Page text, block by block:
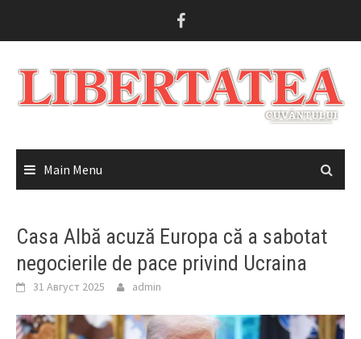
Main Menu
Casa Albă acuză Europa că a sabotat
negocierile de pace privind Ucraina
31 Август 2025 admin